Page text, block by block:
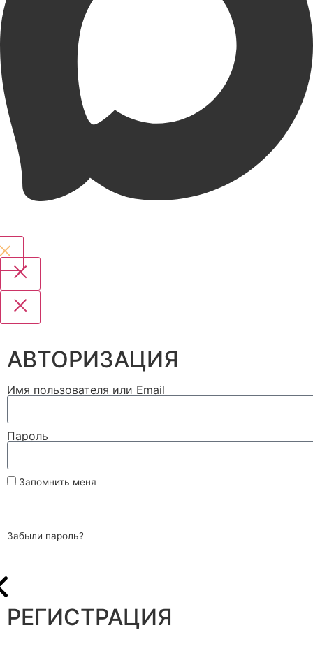
АВТОРИЗАЦИЯ
Имя пользователя или Email
Пароль
Запомнить меня
Забыли пароль?
РЕГИСТРАЦИЯ